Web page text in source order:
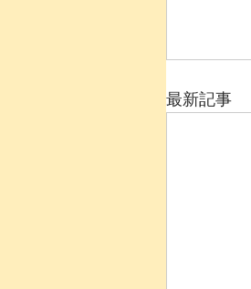
最新記事